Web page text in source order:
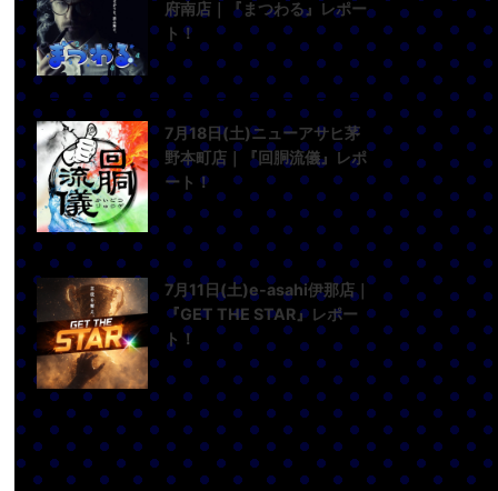
府南店｜『まつわる』レポー
ト！
7月18日(土)ニューアサヒ茅
野本町店｜『回胴流儀』レポ
ート！
7月11日(土)e-asahi伊那店｜
『GET THE STAR』レポー
ト！